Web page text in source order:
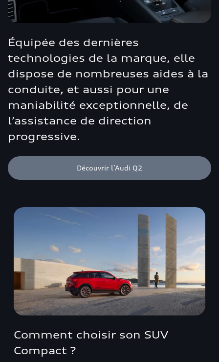
Équipée des dernières
technologies de la marque, elle
dispose de nombreuses aides à la
conduite, et aussi pour une
maniabilité exceptionnelle, de
l’assistance de direction
progressive.
Découvrir l’Audi Q2
Comment choisir son SUV
Compact ?